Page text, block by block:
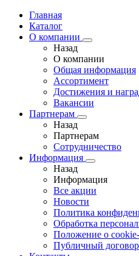
Главная
Каталог
О компании
Назад
О компании
Общая информация
Ассортимент
Достижения и
Вакансии
Партнерам
Назад
Партнерам
Сотрудничество
Информация
Назад
Информация
Все акции
Новости
Политика
Обработка
Положение о
Публичный договор